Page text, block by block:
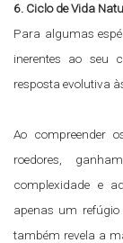
6. Ciclo de Vida
Para algumas
inerentes ao seu
resposta evolutiva
Ao compreender
roedores,
complexidade e
apenas um refúgio
também revela a